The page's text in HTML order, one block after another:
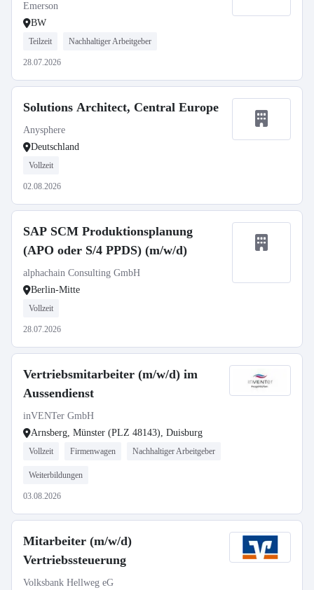
Emerson
BW
Teilzeit Nachhaltiger Arbeitgeber
28.07.2026
Solutions Architect, Central Europe
Anysphere
Deutschland
Vollzeit
02.08.2026
SAP SCM Produktionsplanung
(APO oder S/4 PPDS) (m/w/d)
alphachain Consulting GmbH
Berlin-Mitte
Vollzeit
28.07.2026
Vertriebsmitarbeiter (m/w/d) im
Aussendienst
inVENTer GmbH
Arnsberg, Münster (PLZ 48143), Duisburg
Vollzeit Firmenwagen Nachhaltiger Arbeitgeber
Weiterbildungen
03.08.2026
Mitarbeiter (m/w/d)
Vertriebssteuerung
Volksbank Hellweg eG